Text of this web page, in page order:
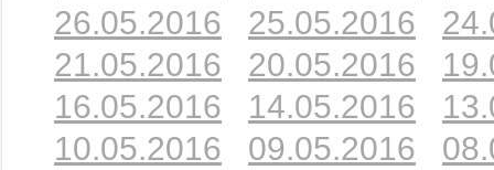
26.05.2016
25.05.2016
21.05.2016
20.05.2016
16.05.2016
14.05.2016
10.05.2016
09.05.2016